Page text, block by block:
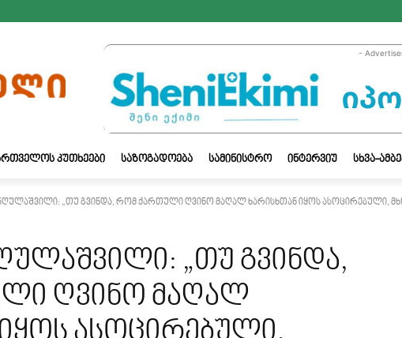
-
ᲙᲣᲗᲮᲔᲔᲑᲘ ᲡᲐᲖᲝᲒᲐᲓᲝᲔᲑᲐ ᲡᲐᲛᲘᲜᲘᲡᲢᲠᲝ ᲘᲜᲢᲔᲠᲕᲘᲣ ᲡᲮᲕᲐ-
„თუ გვინდა, რომ ქართული ღვინო მაღალ ხარისხთან იყოს ასოცირებული,
„თუ გვინდა,
ღვინო მაღალ